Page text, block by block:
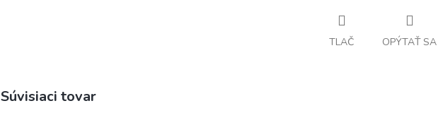
TLAČ OPÝTAŤ SA
Súvisiaci tovar